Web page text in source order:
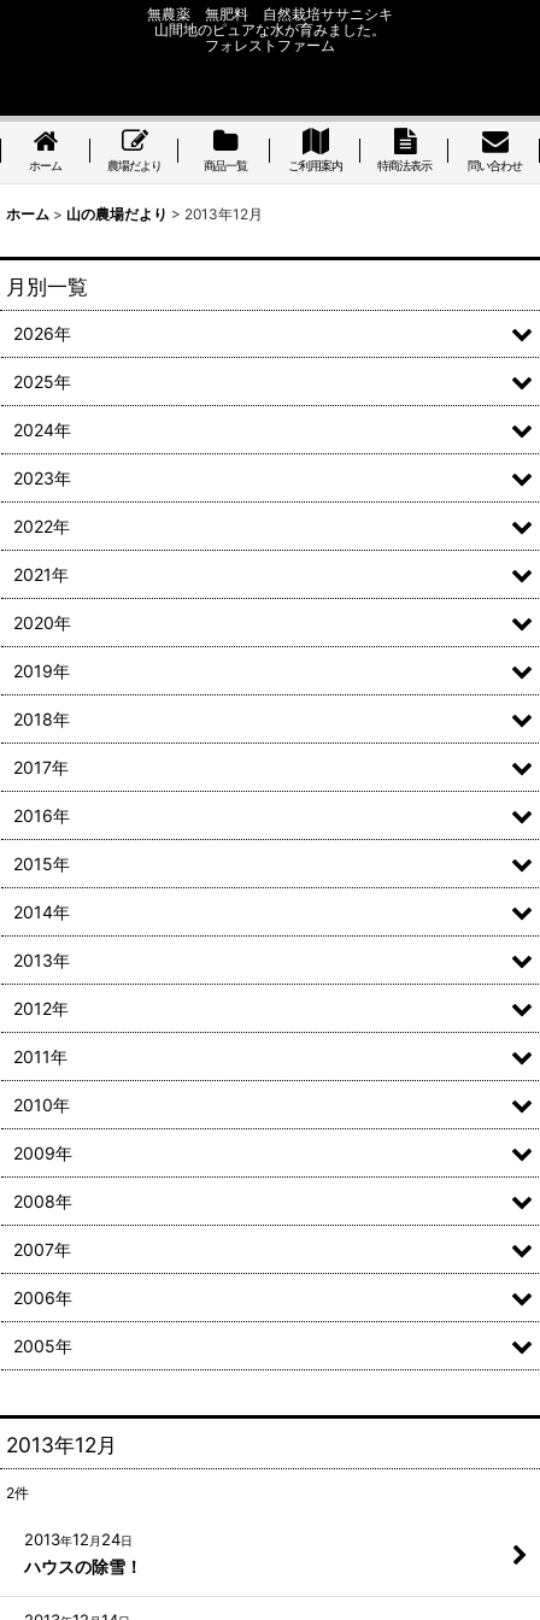
無農薬 無肥料 自然栽培ササニシキ
山間地のピュアな水が育みました。
フォレストファーム
ホーム 農場だより 商品一覧 ご利用案内 特商法表示 問い合わせ
ホーム > 山の農場だより > 2013年12月
2013年12月
2件
2013年12 月 24日
ハウスの除雪！
月別一覧
2026年
2025年
2024年
2023年
2022年
2021年
2020年
2019年
2018年
2017年
2016年
2015年
2014年
2013年
2012年
2011年
2010年
2009年
2008年
2007年
2006年
2005年